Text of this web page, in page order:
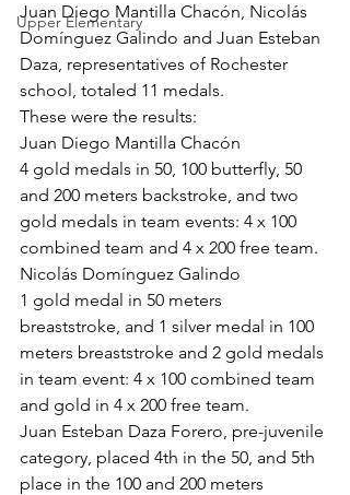
Upper Elementary
Juan Diego Mantilla Chacón, Nicolás
Domínguez Galindo and Juan Esteban
Daza, representatives of Rochester
school, totaled 11 medals.
These were the results:
Juan Diego Mantilla Chacón
4 gold medals in 50, 100 butterfly, 50
and 200 meters backstroke, and two
gold medals in team events: 4 x 100
combined team and 4 x 200 free team.
Nicolás Domínguez Galindo
1 gold medal in 50 meters
breaststroke, and 1 silver medal in 100
meters breaststroke and 2 gold medals
in team event: 4 x 100 combined team
and gold in 4 x 200 free team.
Juan Esteban Daza Forero, pre-juvenile
category, placed 4th in the 50, and 5th
place in the 100 and 200 meters